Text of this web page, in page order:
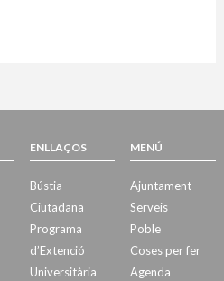
ENLLAÇOS
Bústia
Ciutadana
Programa
d’Extenció
Universitària
MENÚ
Ajuntament
Serveis
Poble
Coses per fer
Agenda